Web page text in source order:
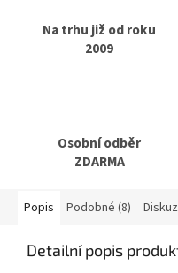
Na trhu již od roku
2009
Osobní odběr
ZDARMA
Popis Podobné (8)
Detailní popis